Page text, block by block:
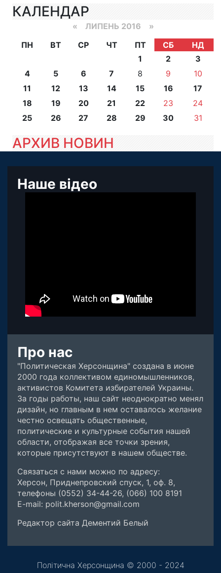
КАЛЕНДАР
« ЛИПЕНЬ 2016 »
ПН
ВТ СР ЧТ ПТ СБ
НД
1
2
3
4
5 6 7 8 9
10
11
12 13 14 15 16
17
18
19 20 21 22 23
24
25
26 27 28 29 30 31
АРХИВ НОВИН
Наше відео
Про нас
"Политическая Херсонщина" создана в июне
2000 года коллективом единомышленников,
активистов Комитета избирателей Украины.
За годы работы, наш сайт неоднократно менял
дизайн, но главным в нем оставалось желание
честно освещать общественные,
политические и культурные события нашей
области, отображая все точки зрения,
которые присутствуют в нашем обществе.
Связаться с нами можно по адресу:
Херсон, Приднепровский спуск, 1, оф. 8,
телефоны (0552) 34-44-26, (066) 100 8191
E-mail: polit.kherson@gmail.com
Редактор сайта Дементий Белый
Політична Херсонщина © 2000 - 2024